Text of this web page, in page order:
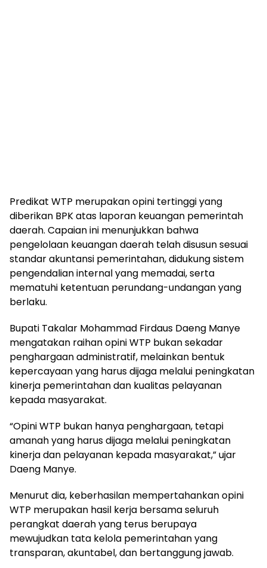
Predikat WTP merupakan opini tertinggi yang
diberikan BPK atas laporan keuangan pemerintah
daerah. Capaian ini menunjukkan bahwa
pengelolaan keuangan daerah telah disusun sesuai
standar akuntansi pemerintahan, didukung sistem
pengendalian internal yang memadai, serta
mematuhi ketentuan perundang-undangan yang
berlaku.
Bupati Takalar Mohammad Firdaus Daeng Manye
mengatakan raihan opini WTP bukan sekadar
penghargaan administratif, melainkan bentuk
kepercayaan yang harus dijaga melalui peningkatan
kinerja pemerintahan dan kualitas pelayanan
kepada masyarakat.
“Opini WTP bukan hanya penghargaan, tetapi
amanah yang harus dijaga melalui peningkatan
kinerja dan pelayanan kepada masyarakat,” ujar
Daeng Manye.
Menurut dia, keberhasilan mempertahankan opini
WTP merupakan hasil kerja bersama seluruh
perangkat daerah yang terus berupaya
mewujudkan tata kelola pemerintahan yang
transparan, akuntabel, dan bertanggung jawab.